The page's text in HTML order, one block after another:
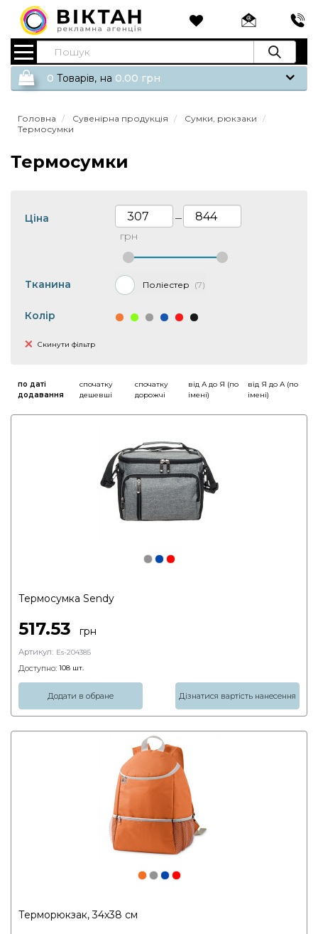
0 Tоварів, на 0.00 грн
Головна Сувенірна продукція
Сумки, рюкзаки
Термосумки
Термосумки
Ціна —
грн
Тканина Поліестер 7
Колір
Скинути фільтр
по даті
додавання
спочатку
дешевші
спочатку
дорожчі
від А до Я (по
імені)
від Я до А (по
імені)
Термосумка Sendy
517.53 грн
Артикул: Es-204385
Доступно: 108 шт.
Додати в обране Дізнатися вартість нанесення
Терморюкзак, 34х38 см